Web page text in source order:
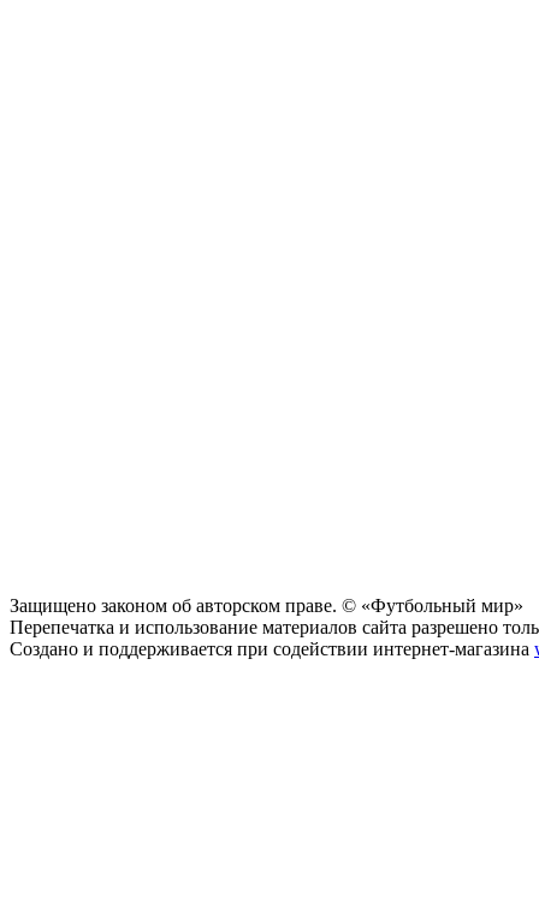
Защищено законом об авторском праве. © «Футбольный мир»
Перепечатка и использование материалов сайта разрешено
Создано и поддерживается при содействии интернет-магазина